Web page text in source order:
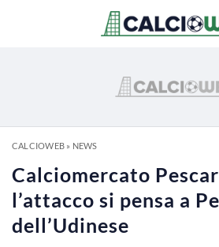
CALCIOWEB» NEWS
Calciomercato
l’attacco si pensa a
dell’Udinese